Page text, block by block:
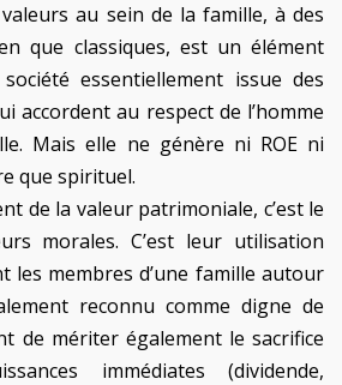
au sein de la famille, à des
que classiques, est un élément
essentiellement issue des
accordent au respect de l’homme
Mais elle ne génère ni ROE ni
que spirituel.
de la valeur patrimoniale, c’est le
morales. C’est leur utilisation
les membres d’une famille autour
reconnu comme digne de
de mériter également le sacrifice
immédiates (dividende,